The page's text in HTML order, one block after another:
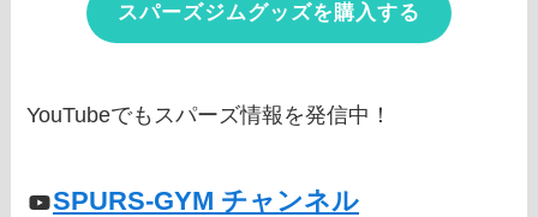
スパーズジムグッズを購入する
YouTubeでもスパーズ情報を発信中！
SPURS-GYM チャンネル